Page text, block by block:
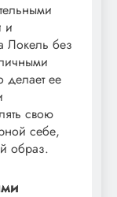
и
Локель без
делает ее
свою
себе,
образ.